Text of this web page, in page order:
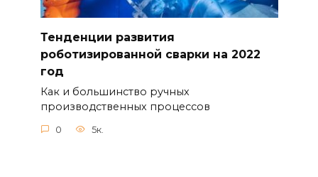
Тенденции развития
роботизированной сварки на 2022
год
Как и большинство ручных
производственных процессов
0 5к.